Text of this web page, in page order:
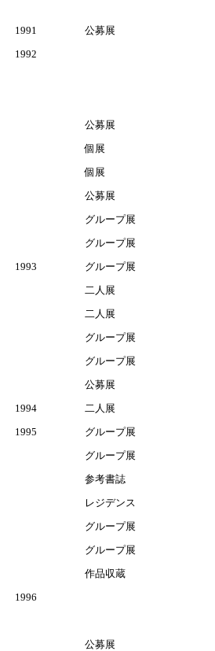
1991
公募展
1992
公募展
個展
個展
公募展
グループ展
グループ展
1993
グループ展
二人展
二人展
グループ展
グループ展
公募展
1994
二人展
1995
グループ展
グループ展
参考書誌
レジデンス
グループ展
グループ展
作品収蔵
1996
公募展